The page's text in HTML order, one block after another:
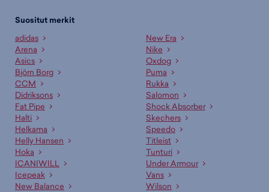
Suositut merkit
adidas
Arena
Asics
Björn Borg
CCM
Didriksons
Fat Pipe
Halti
Helkama
Helly Hansen
Hoka
ICANIWILL
Icepeak
New Balance
New Era
Nike
Oxdog
Puma
Rukka
Salomon
Shock Absorber
Skechers
Speedo
Titleist
Tunturi
Under Armour
Vans
Wilson